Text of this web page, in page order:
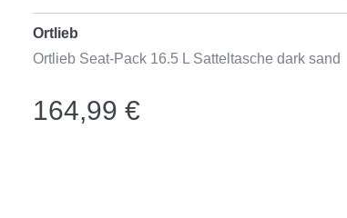
Ortlieb
Ortlieb Seat-Pack 16.5 L Satteltasche dark sand
164,99 €